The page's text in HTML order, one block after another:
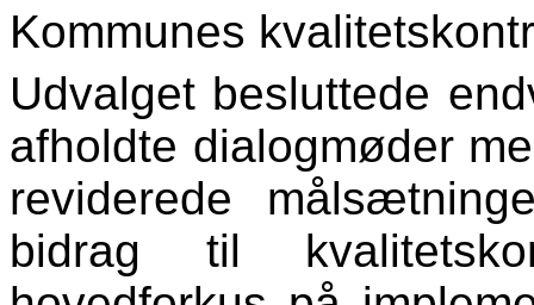
Kommunes
Udvalget besluttede
afholdte dialogmøder
reviderede
bidrag til